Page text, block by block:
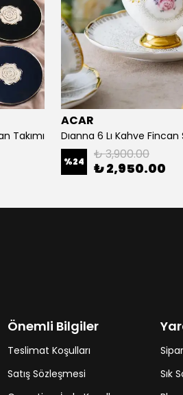
Takımı
ACAR
Dıanna 6 Lı Kahve Fincan
%24 ₺ 3,900.00
₺ 2,950.00
Önemli Bilgiler
Teslimat Koşulları
Satış Sözleşmesi
Sık